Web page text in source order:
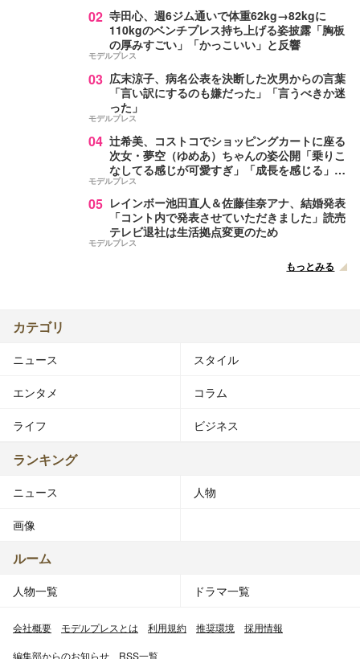
02 寺田心、週6ジム通いで体重62kg→82kgに
110kgのベンチプレス持ち上げる姿披露「胸板
の厚みすごい」「かっこいい」と反響
モデルプレス
03 広末涼子、病名公表を決断した次男からの言葉
「言い訳にするのも嫌だった」「言うべきか迷
った」
モデルプレス
04 辻希美、コストコでショッピングカートに座る
次女・夢空（ゆめあ）ちゃんの姿公開「乗りこ
なしてる感じが可愛すぎ」「成長を感じる」の
声
モデルプレス
05 レインボー池田直人＆佐藤佳奈アナ、結婚発表
「コント内で発表させていただきました」読売
テレビ退社は生活拠点変更のため
モデルプレス
もっとみる
カテゴリ
ニュース スタイル
エンタメ コラム
ライフ ビジネス
ランキング
ニュース 人物
画像
ルーム
人物一覧 ドラマ一覧
会社概要 モデルプレスとは 利用規約 推奨環境 採用情報
編集部からのお知らせ RSS一覧